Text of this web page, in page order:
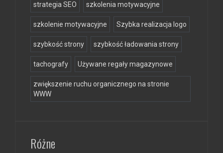
strategia SEO szkolenia motywacyjne
szkolenie motywacyjne Szybka realizacja logo
szybkość strony szybkość ładowania strony
tachografy Używane regały magazynowe
zwiększenie ruchu organicznego na stronie
WWW
Różne